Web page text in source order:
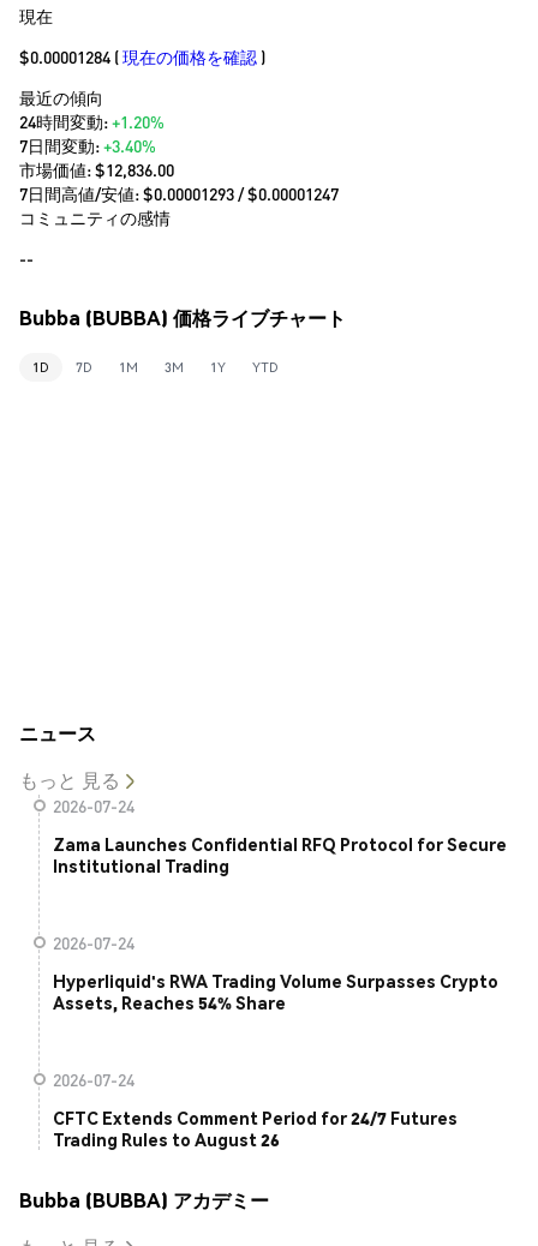
現在
$0.00001284 (現在の価格を確認 )
最近の傾向
24時間変動:+1.20%
7日間変動:+3.40%
市場価値:$12,836.00
7日間高値/安値: $0.00001293/ $0.00001247
コミュニティの感情
--
Bubba (BUBBA) 価格ライブチャート
1D 7D 1M 3M 1Y YTD
ニュース
もっと 見る
2026-07-24
Zama Launches Confidential RFQ Protocol for Secure
Institutional Trading
2026-07-24
Hyperliquid's RWA Trading Volume Surpasses Crypto
Assets, Reaches 54% Share
2026-07-24
CFTC Extends Comment Period for 24/7 Futures
Trading Rules to August 26
Bubba (BUBBA) アカデミー